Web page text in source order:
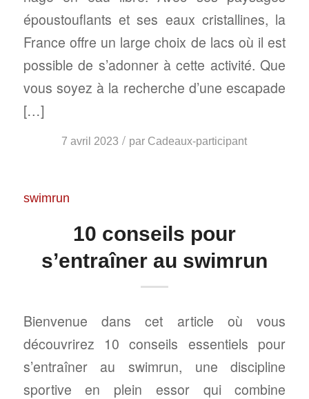
époustouflants et ses eaux cristallines, la
France offre un large choix de lacs où il est
possible de s’adonner à cette activité. Que
vous soyez à la recherche d’une escapade
[…]
7 avril 2023 / par Cadeaux-participant
swimrun
10 conseils pour
s’entraîner au swimrun
Bienvenue dans cet article où vous
découvrirez 10 conseils essentiels pour
s’entraîner au swimrun, une discipline
sportive en plein essor qui combine